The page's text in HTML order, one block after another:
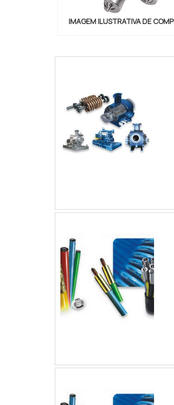
IMAGEM ILUSTRATIVA DE